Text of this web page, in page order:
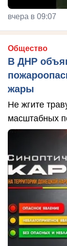
вчера в 09:07
Общество
В ДНР
жары
Не жгите
масштабных